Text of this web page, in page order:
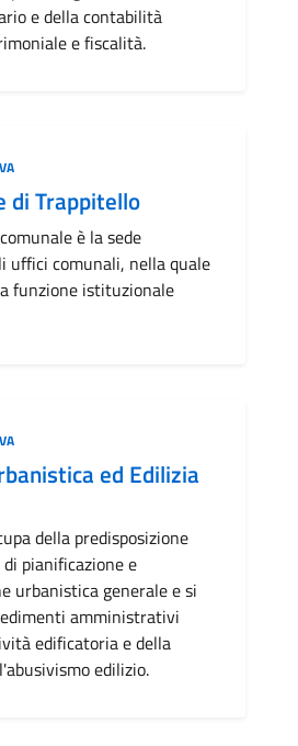
e della contabilità
e fiscalità.
di Trappitello
è la sede
uffici comunali, nella quale
funzione istituzionale
ed Edilizia
della predisposizione
pianificazione e
urbanistica generale e si
amministrativi
edificatoria e della
edilizio.